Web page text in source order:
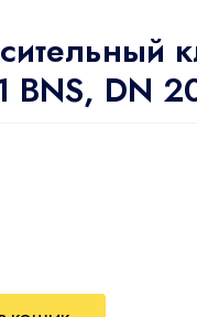
BNS, DN